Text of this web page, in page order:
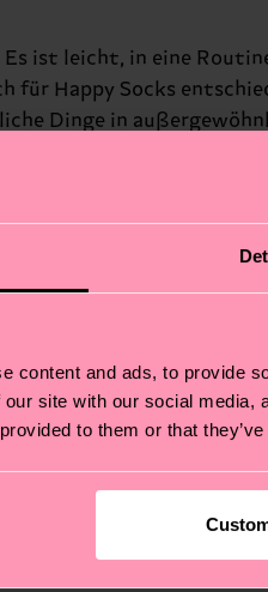
content and ads, to provide
site with our social
to them or that
Es ist leicht, in eine
für Happy Socks
Dinge in
– es geht auch um
unsere
einen Richtwert
im Artikel